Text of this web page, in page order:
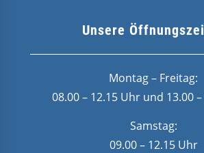
Unsere
Montag – Freitag:
08.00 – 12.15 Uhr und 13.00
Samstag:
09.00 – 12.15 Uhr